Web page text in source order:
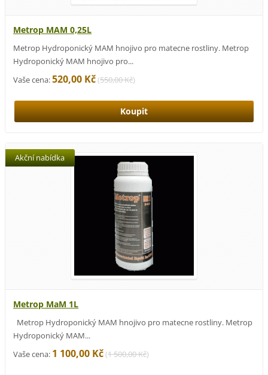
Metrop MAM 0,25L
Metrop Hydroponický MAM hnojivo pro matecne rostliny. Metrop
Hydroponický MAM hnojivo pro...
Vaše cena:520,00 Kč(550,00 Kč)
Metrop MaM 1L
Akční nabídka
Metrop Hydroponický MAM hnojivo pro matecne rostliny. Metrop
Hydroponický MAM...
Vaše cena: 1 100,00 Kč(1 500,00 Kč)